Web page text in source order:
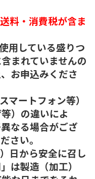
料・消費税が含ま
用している盛りつ
まれていませんの
お申込みくださ
マートフォン等）
）の違いによ
なる場合がござ
さい。
日から安全に召し
は製造（加工）